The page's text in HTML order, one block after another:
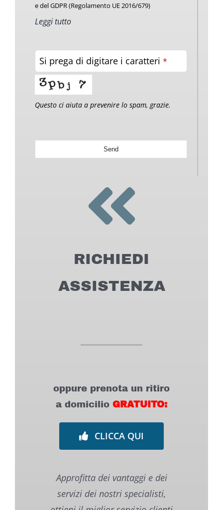
e del GDPR (Regolamento UE 2016/679)
Leggi tutto
Si prega di digitare i caratteri *
Questo ci aiuta a prevenire lo spam, grazie.
Send
RICHIEDI
ASSISTENZA
oppure prenota un ritiro
a domicilio GRATUITO:
CLICCA QUI
Approfitta dei vantaggi e dei
servizi dei nostri specialisti,